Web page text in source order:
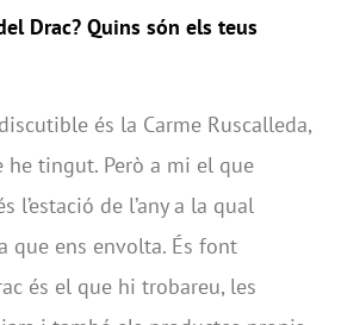
Drac? Quins són els teus
és la Carme Ruscalleda,
he tingut. Però a mi el que
l’estació de l’any a la qual
que ens envolta. És font
és el que hi trobareu, les